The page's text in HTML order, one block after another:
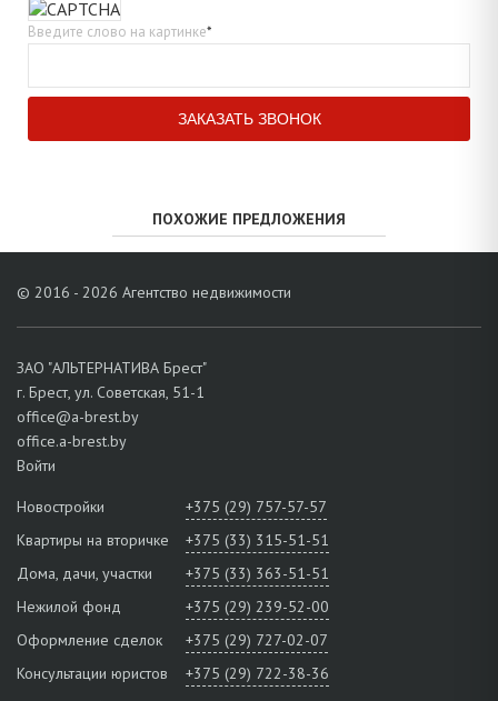
Введите слово на картинке*
ПОХОЖИЕ ПРЕДЛОЖЕНИЯ
© 2016 - 2026 Агентство недвижимости
ЗАО "АЛЬТЕРНАТИВА Брест"
г. Брест, ул. Советская, 51-1
office@a-brest.by
office.a-brest.by
Войти
Новостройки
+375 (29) 757-57-57
Квартиры на вторичке
+375 (33) 315-51-51
Дома, дачи, участки
+375 (33) 363-51-51
Нежилой фонд
+375 (29) 239-52-00
Оформление сделок
+375 (29) 727-02-07
Консультации юристов
+375 (29) 722-38-36